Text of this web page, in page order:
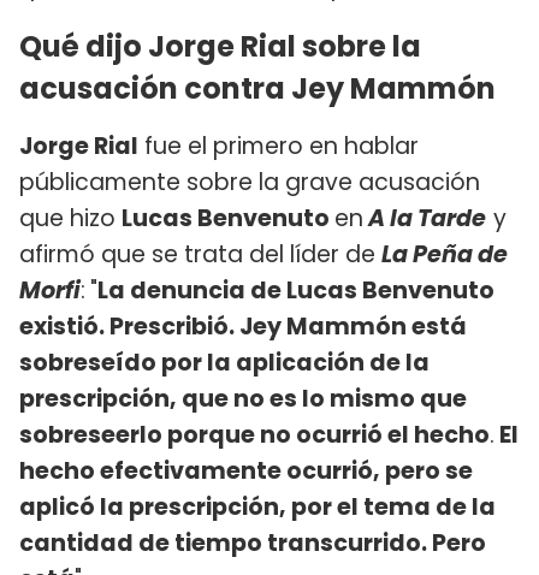
Qué dijo Jorge Rial sobre la
acusación contra Jey Mammón
Jorge Rial fue el primero en hablar
públicamente sobre la grave acusación
que hizo Lucas Benvenuto enA la Tarde y
afirmó que se trata del líder de La Peña de
Morfi: "La denuncia de Lucas Benvenuto
existió. Prescribió. Jey Mammón está
sobreseído por la aplicación de la
prescripción, que no es lo mismo que
sobreseerlo porque no ocurrió el hecho. El
hecho efectivamente ocurrió, pero se
aplicó la prescripción, por el tema de la
cantidad de tiempo transcurrido. Pero